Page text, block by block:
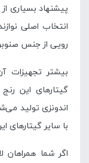
پیشنهاد بسیاری
رویی از جنس
بیشتر تجهیزات
اندونزی تولید
با سایر گیتارهای
اگر شما همراهان